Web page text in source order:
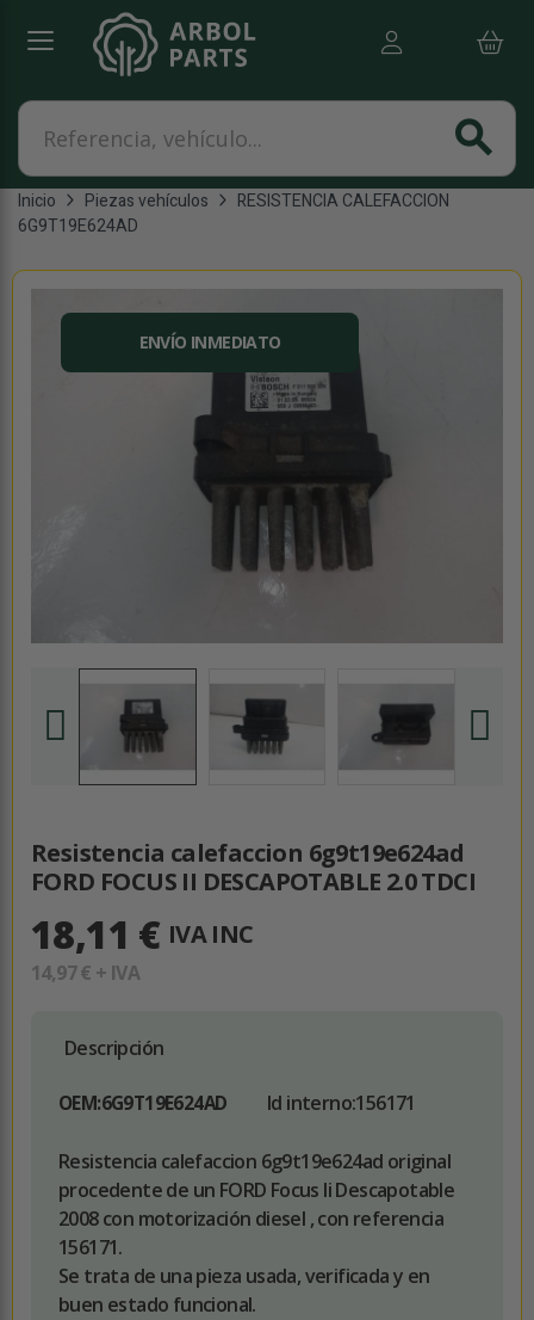
Referencia, vehículo...
search
Inicio Piezas vehículos
RESISTENCIA CALEFACCION
6G9T19E624AD
ENVÍO INMEDIATO
Resistencia calefaccion 6g9t19e624ad
FORD FOCUS II DESCAPOTABLE 2.0 TDCI
18,11 € IVA INC
14,97 € + IVA
Descripción
OEM:6G9T19E624AD Id interno:156171
Resistencia calefaccion 6g9t19e624ad original
procedente de un FORD Focus Ii Descapotable
2008 con motorización diesel , con referencia
156171.
Se trata de una pieza usada, verificada y en
buen estado funcional.